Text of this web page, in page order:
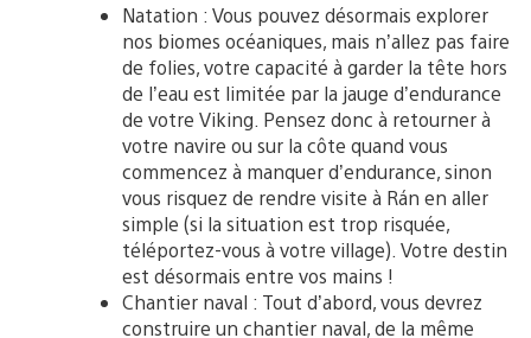
Natation : Vous pouvez désormais explorer
nos biomes océaniques, mais n’allez pas faire
de folies, votre capacité à garder la tête hors
de l’eau est limitée par la jauge d’endurance
de votre Viking. Pensez donc à retourner à
votre navire ou sur la côte quand vous
commencez à manquer d’endurance, sinon
vous risquez de rendre visite à Rán en aller
simple (si la situation est trop risquée,
téléportez-vous à votre village). Votre destin
est désormais entre vos mains !
Chantier naval : Tout d’abord, vous devrez
construire un chantier naval, de la même